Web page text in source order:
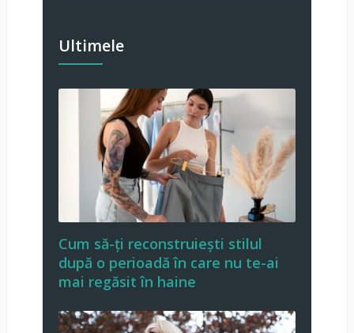
Ultimele
Cum să-ți reconstruiești stilul
după o perioadă în care nu te-ai
mai regăsit în haine